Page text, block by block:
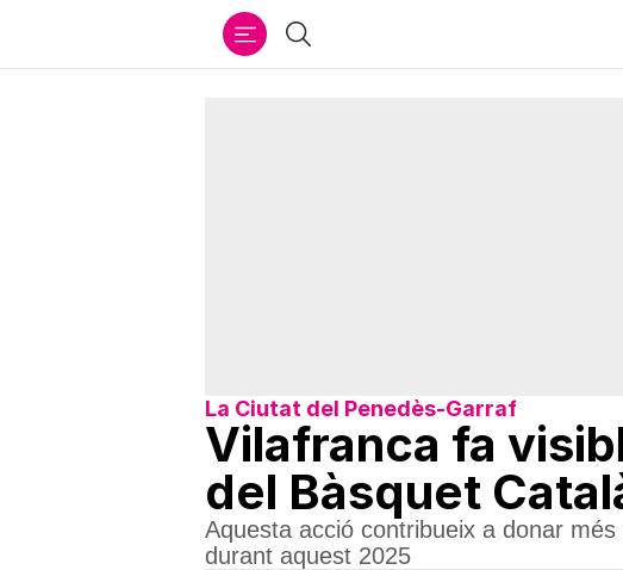
Cercar
La Ciutat del Penedès-Garraf
Vilafranca fa
del Bàsquet
Aquesta acció contribueix a donar
durant aquest 2025